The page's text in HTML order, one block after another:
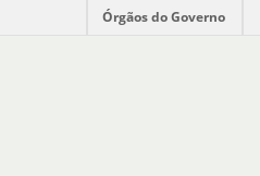
Órgãos do Governo